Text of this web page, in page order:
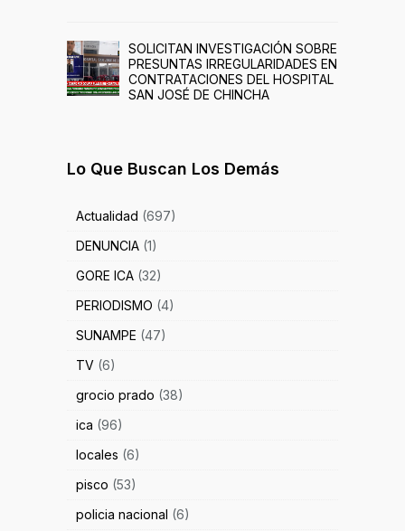
SOLICITAN INVESTIGACIÓN SOBRE
PRESUNTAS IRREGULARIDADES EN
CONTRATACIONES DEL HOSPITAL
SAN JOSÉ DE CHINCHA
Lo Que Buscan Los Demás
Actualidad (697)
DENUNCIA (1)
GORE ICA (32)
PERIODISMO (4)
SUNAMPE (47)
TV (6)
grocio prado (38)
ica (96)
locales (6)
pisco (53)
policia nacional (6)